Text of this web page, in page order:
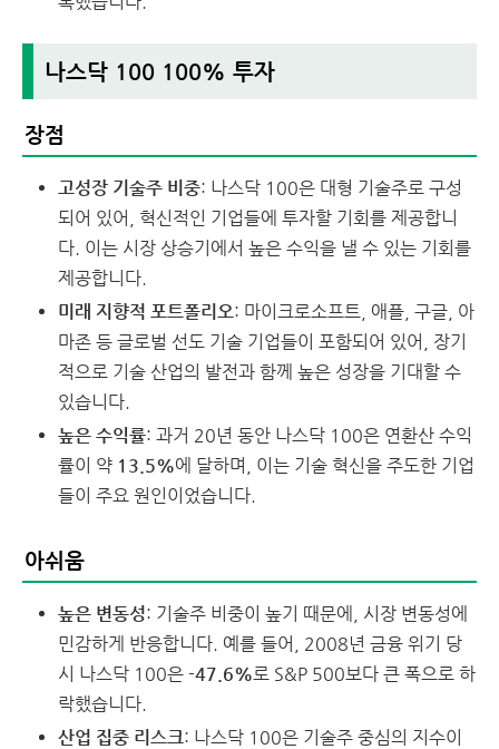
나스닥 100 100% 투자
장점
고성장 기술주 비중: 나스닥 100은 대형 기술주로 구성
되어 있어, 혁신적인 기업들에 투자할 기회를 제공합니
다. 이는 시장 상승기에서 높은 수익을 낼 수 있는 기회를
제공합니다.
미래 지향적 포트폴리오: 마이크로소프트, 애플, 구글, 아
마존 등 글로벌 선도 기술 기업들이 포함되어 있어, 장기
적으로 기술 산업의 발전과 함께 높은 성장을 기대할 수
있습니다.
높은 수익률: 과거 20년 동안 나스닥 100은 연환산 수익
률이 약 13.5%에 달하며, 이는 기술 혁신을 주도한 기업
들이 주요 원인이었습니다.
아쉬움
높은 변동성: 기술주 비중이 높기 때문에, 시장 변동성에
민감하게 반응합니다. 예를 들어, 2008년 금융 위기 당
시 나스닥 100은 -47.6%로 S&P 500보다 큰 폭으로 하
락했습니다.
산업 집중 리스크: 나스닥 100은 기술주 중심의 지수이